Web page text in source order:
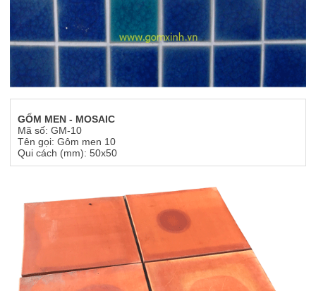
GỐM MEN - MOSAIC
Mã số: GM-10
Tên gọi: Gôm men 10
Qui cách (mm): 50x50